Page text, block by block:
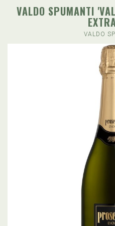
VALDO SPUMANTI
VALDO